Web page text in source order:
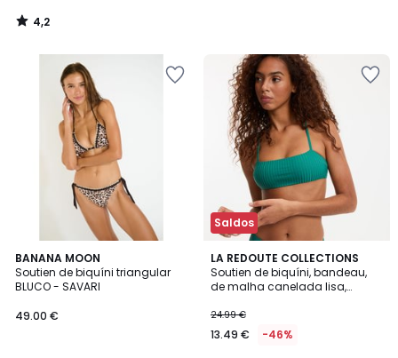
4,2
/
BANANA MOON
Soutien de biquíni triangular
BLUCO - SAVARI
49.00 €
Saldos
LA REDOUTE COLLECTIONS
Soutien de biquíni, bandeau,
de malha canelada lisa,
24.99 €
13.49 € -46%
3
/
5
2
Cores